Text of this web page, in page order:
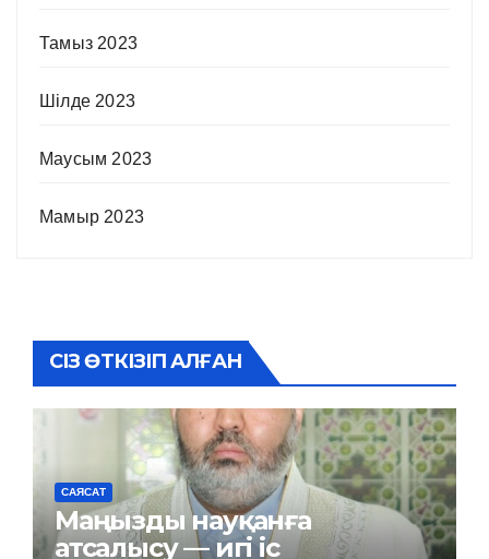
Тамыз 2023
Шілде 2023
Маусым 2023
Мамыр 2023
СІЗ ӨТКІЗІП АЛҒАН
САЯСАТ
Маңызды науқанға
атсалысу — игі іс